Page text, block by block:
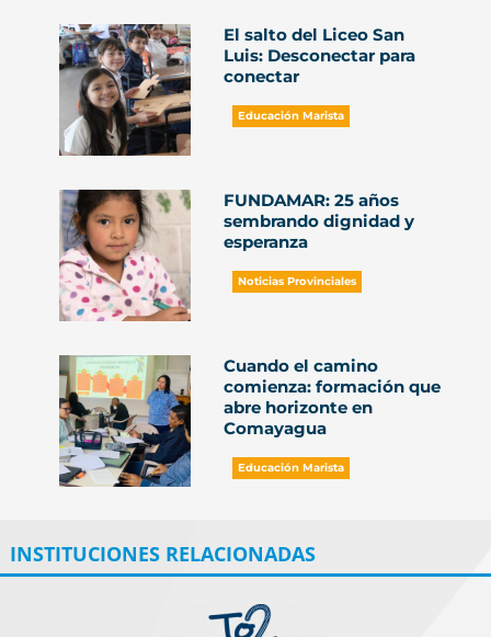
El salto del Liceo San
Luis: Desconectar para
conectar
Educación Marista
FUNDAMAR: 25 años
sembrando dignidad y
esperanza
Noticias Provinciales
Cuando el camino
comienza: formación que
abre horizonte en
Comayagua
Educación Marista
INSTITUCIONES RELACIONADAS